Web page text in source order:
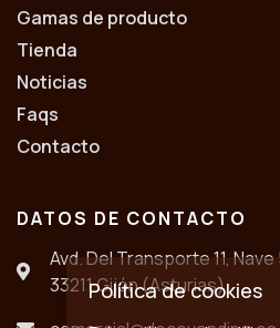
Gamas de producto
Tienda
Noticias
Faqs
Contacto
DATOS DE CONTACTO
Avd. Del Transporte 11, Nave
33211 Gijón (Asturias)
Política de cookies